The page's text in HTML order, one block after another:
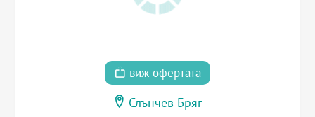
виж офертата
Слънчев Бряг